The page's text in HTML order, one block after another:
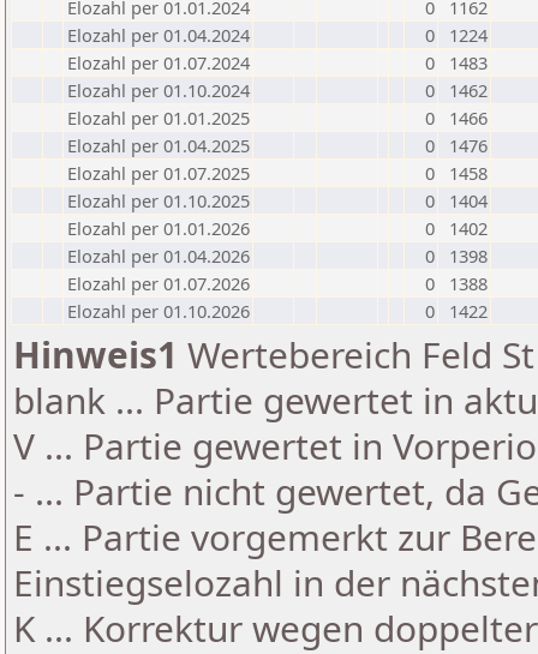
Elozahl per 01.01.2024
0
1162
Elozahl per 01.04.2024
0
1224
Elozahl per 01.07.2024
0
1483
Elozahl per 01.10.2024
0
1462
Elozahl per 01.01.2025
0
1466
Elozahl per 01.04.2025
0
1476
Elozahl per 01.07.2025
0
1458
Elozahl per 01.10.2025
0
1404
Elozahl per 01.01.2026
0
1402
Elozahl per 01.04.2026
0
1398
Elozahl per 01.07.2026
0
1388
Elozahl per 01.10.2026
0 1422
Hinweis1 Wertebereich Feld
blank ... Partie gewertet in
V ... Partie gewertet in
- ... Partie nicht gewertet, da
E ... Partie vorgemerkt zur
Einstiegselozahl in der
K ... Korrektur wegen